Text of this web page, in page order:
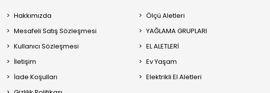
Hakkımızda
Mesafeli Satış Sözleşmesi
Kullanıcı Sözleşmesi
İletişim
İade Koşulları
Ölçü Aletleri
YAĞLAMA GRUPLARI
EL ALETLERİ
Ev Yaşam
Elektrikli El Aletleri